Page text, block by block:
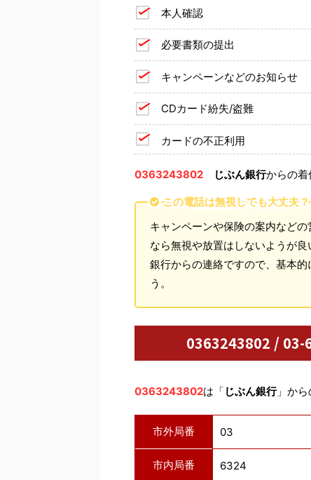
本人確認
必要書類の提出
キャンペーンなどのお知らせ
CDカード紛失/盗難
カードの不正利用
0363243802 じぶん銀行からの着
この電話は無視しても大丈夫？
キャンペーンや保険の案内など
なら無視や放置はしないようが良
銀行からの連絡ですので、基本
う。
0363243802 / 03-
0363243802は「 じぶん銀行」から
市外局番 03
市内局番 6324